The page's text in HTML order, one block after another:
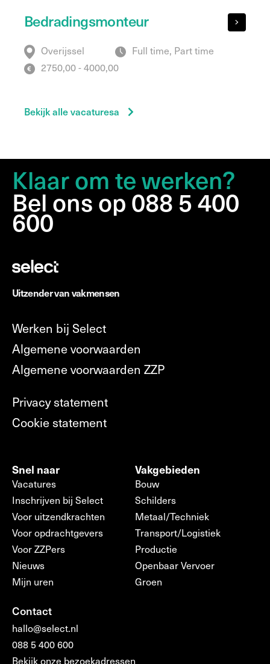
Bedradingsmonteur
Overijssel
Full time, Part time
2750,00 - 4000,00
Bekijk alle vacaturesa
Klaar om te werken?
Bel ons op 088 5 400
600
Uitzender van vakmensen
Werken bij Select
Algemene voorwaarden
Algemene voorwaarden ZZP
Privacy statement
Cookie statement
Snel naar
Vacatures
Inschrijven bij Select
Voor uitzendkrachten
Voor opdrachtgevers
Voor ZZPers
Nieuws
Mijn uren
Vakgebieden
Bouw
Schilders
Metaal/Techniek
Transport/Logistiek
Productie
Openbaar Vervoer
Groen
Contact
hallo@select.nl
088 5 400 600
Bekijk onze bezoekadressen